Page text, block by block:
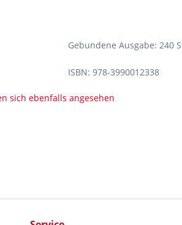
Gebundene Ausgabe: 240
ISBN: 978-3990012338
sich ebenfalls angesehen